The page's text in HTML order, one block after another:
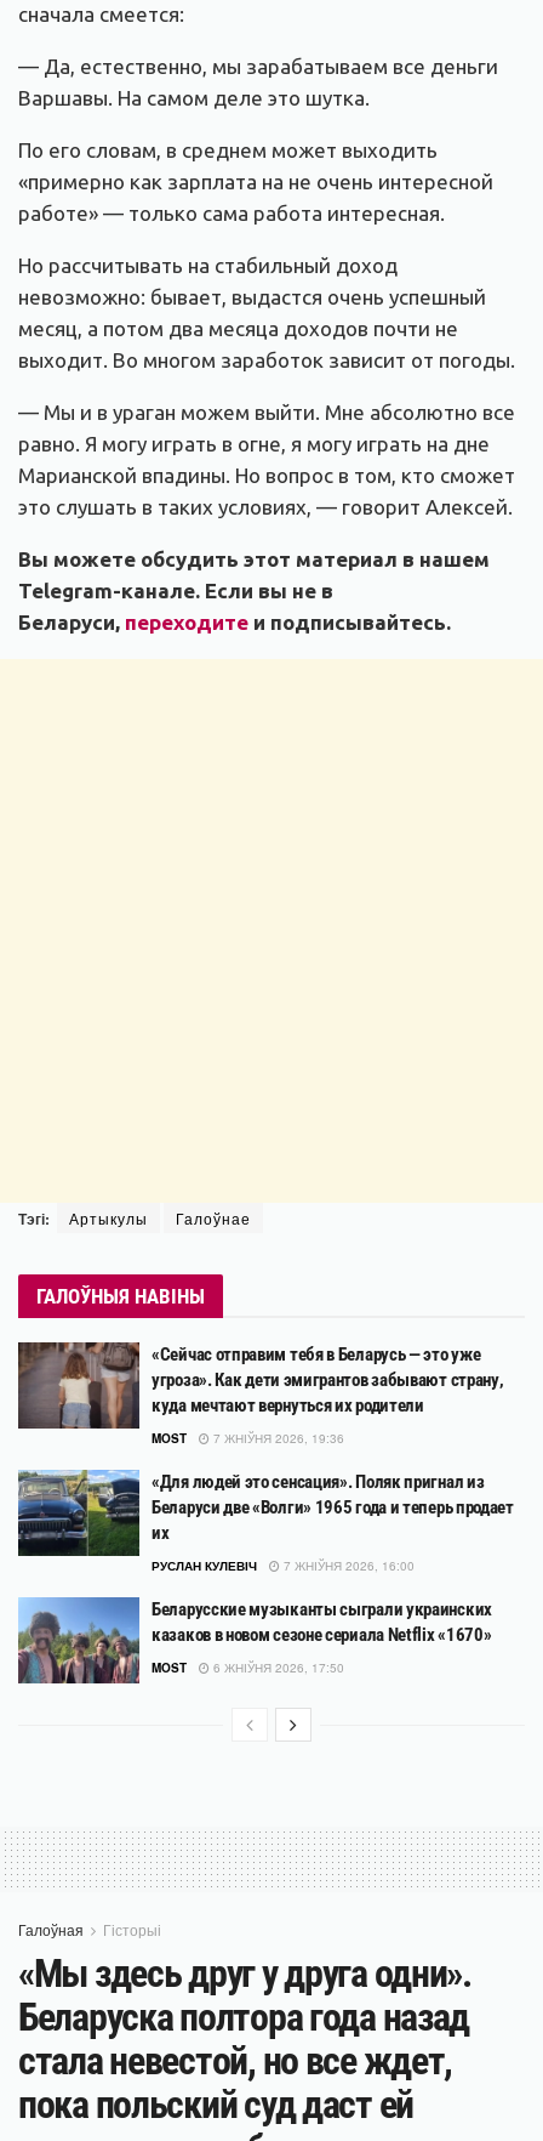
сначала смеется:
— Да, естественно, мы зарабатываем все деньги
Варшавы. На самом деле это шутка.
По его словам, в среднем может выходить
«примерно как зарплата на не очень интересной
работе» — только сама работа интересная.
Но рассчитывать на стабильный доход
невозможно: бывает, выдастся очень успешный
месяц, а потом два месяца доходов почти не
выходит. Во многом заработок зависит от погоды.
— Мы и в ураган можем выйти. Мне абсолютно все
равно. Я могу играть в огне, я могу играть на дне
Марианской впадины. Но вопрос в том, кто сможет
это слушать в таких условиях, — говорит Алексей.
Вы можете обсудить этот материал в нашем
Telegram-канале. Если вы не в
Беларуси, переходите и подписывайтесь.
Тэгі: Артыкулы Галоўнае
ГАЛОЎНЫЯ НАВІНЫ
«Сейчас отправим тебя в Беларусь — это уже
угроза». Как дети эмигрантов забывают страну,
куда мечтают вернуться их родители
MOST 7 ЖНІЎНЯ 2026, 19:36
«Для людей это сенсация». Поляк пригнал из
Беларуси две «Волги» 1965 года и теперь продает
их
РУСЛАН КУЛЕВІЧ 7 ЖНІЎНЯ 2026, 16:00
Беларусские музыканты сыграли украинских
казаков в новом сезоне сериала Netflix «1670»
MOST 6 ЖНІЎНЯ 2026, 17:50
Галоўная Гісторыі
«Мы здесь друг у друга одни».
Беларуска полтора года назад
стала невестой, но все ждет,
пока польский суд даст ей